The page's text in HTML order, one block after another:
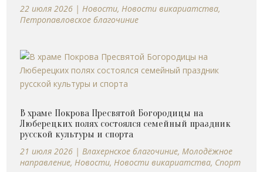
22 июля 2026 | Новости, Новости викариатства,
Петропавловское благочиние
В храме Покрова Пресвятой Богородицы на
Люберецких полях состоялся семейный праздник
русской культуры и спорта
21 июля 2026 | Влахернское благочиние, Молодёжное
направление, Новости, Новости викариатства, Спорт